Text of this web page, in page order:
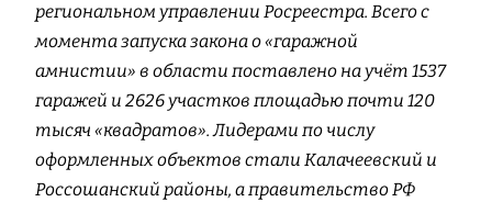
региональном управлении Росреестра. Всего с
момента запуска закона о «гаражной
амнистии» в области поставлено на учёт 1537
гаражей и 2626 участков площадью почти 120
тысяч «квадратов». Лидерами по числу
оформленных объектов стали Калачеевский и
Россошанский районы, а правительство РФ